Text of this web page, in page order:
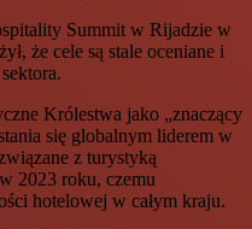
Summit w Rijadzie w
że cele są stale oceniane i
Królestwa jako „znaczący
się globalnym liderem w
z turystyką
2023 roku, czemu
hotelowej w całym kraju.